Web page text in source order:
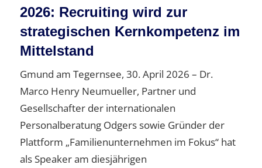
2026: Recruiting wird zur
strategischen Kernkompetenz im
Mittelstand
Gmund am Tegernsee, 30. April 2026 – Dr.
Marco Henry Neumueller, Partner und
Gesellschafter der internationalen
Personalberatung Odgers sowie Gründer der
Plattform „Familienunternehmen im Fokus“ hat
als Speaker am diesjährigen